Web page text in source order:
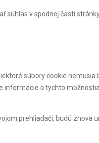
súhlas v spodnej časti
súbory cookie nemusia
informácie o týchto
prehliadači, budú znova